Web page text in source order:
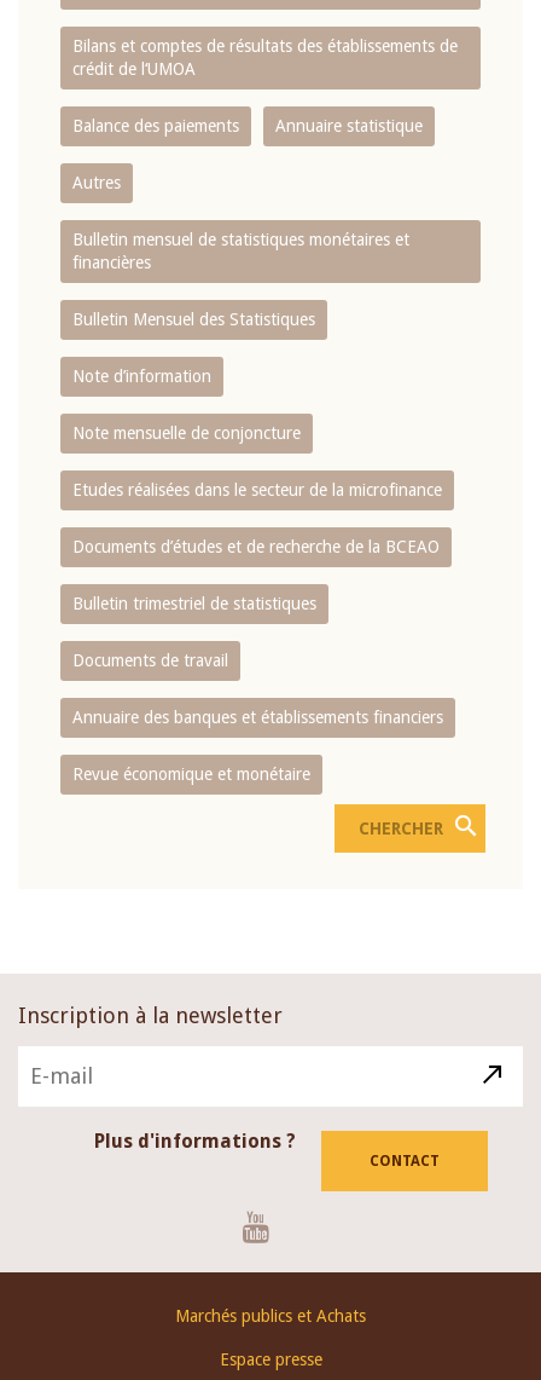
Bilans et comptes de résultats des établissements de
crédit de l‘UMOA
Balance des paiements Annuaire statistique
Autres
Bulletin mensuel de statistiques monétaires et
financières
Bulletin Mensuel des Statistiques
Note d’information
Note mensuelle de conjoncture
Etudes réalisées dans le secteur de la microfinance
Documents d’études et de recherche de la BCEAO
Bulletin trimestriel de statistiques
Documents de travail
Annuaire des banques et établissements financiers
Revue économique et monétaire
Inscription à la newsletter
Plus d'informations ?
CONTACT
Marchés publics et Achats
Espace presse